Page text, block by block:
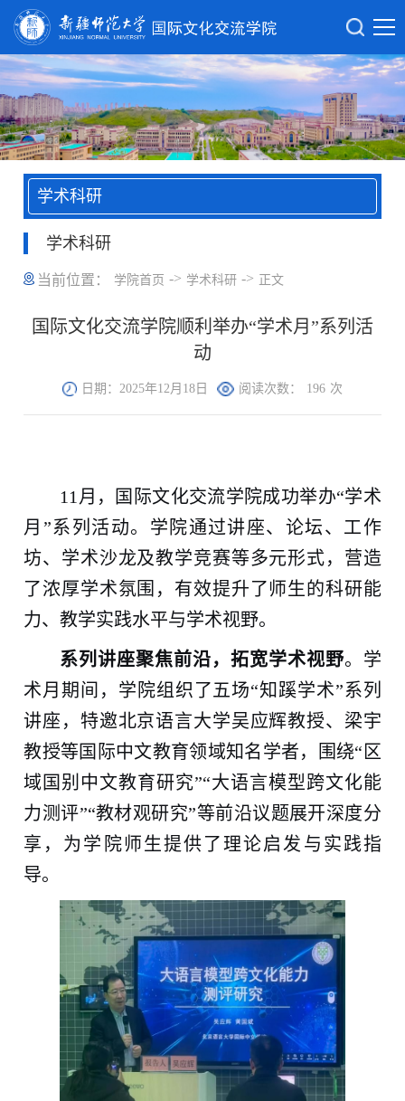
学术科研
学术科研
当前位置： 学院首页 -> 学术科研 -> 正文
国际文化交流学院顺利举办“学术月”系列活
动
日期：2025年12月18日 阅读次数： 196 次
11月，国际文化交流学院成功举办“学术
月”系列活动。学院通过讲座、论坛、工作
坊、学术沙龙及教学竞赛等多元形式，营造
了浓厚学术氛围，有效提升了师生的科研能
力、教学实践水平与学术视野。
系列讲座聚焦前沿， 拓宽学术视野。学
术月期间，学院组织了五场“知蹊学术”系列
讲座，特邀北京语言大学吴应辉教授、梁宇
教授等国际中文教育领域知名学者，围绕“区
域国别中文教育研究”“大语言模型跨文化能
力测评”“教材观研究”等前沿议题展开深度分
享，为学院师生提供了理论启发与实践指
导。